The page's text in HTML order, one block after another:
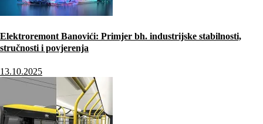
Elektroremont Banovići: Primjer bh. industrijske stabilnosti,
stručnosti i povjerenja
13.10.2025